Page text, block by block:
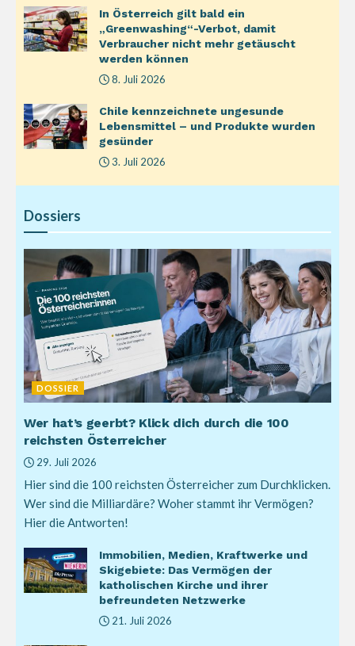
In Österreich gilt bald ein
„Greenwashing“-Verbot, damit
Verbraucher nicht mehr getäuscht
werden können
8. Juli 2026
Chile kennzeichnete ungesunde
Lebensmittel – und Produkte wurden
gesünder
3. Juli 2026
Dossiers
DOSSIER
Wer hat’s geerbt? Klick dich durch die 100
reichsten Österreicher
29. Juli 2026
Hier sind die 100 reichsten Österreicher zum Durchklicken.
Wer sind die Milliardäre? Woher stammt ihr Vermögen?
Hier die Antworten!
Immobilien, Medien, Kraftwerke und
Skigebiete: Das Vermögen der
katholischen Kirche und ihrer
befreundeten Netzwerke
21. Juli 2026